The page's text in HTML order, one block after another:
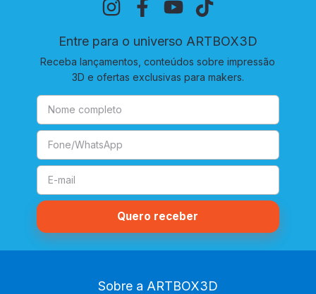
Entre para o universo ARTBOX3D
Receba lançamentos, conteúdos sobre impressão
3D e ofertas exclusivas para makers.
Sobre a ARTBOX3D